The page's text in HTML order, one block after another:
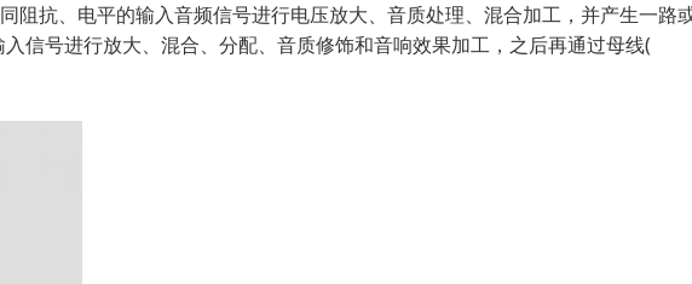
阻抗、电平的输入音频信号进行电压放大、音质处理、混合加工，并产生一路
信号进行放大、混合、分配、音质修饰和音响效果加工，之后再通过母线(